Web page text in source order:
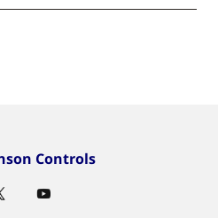
Controls